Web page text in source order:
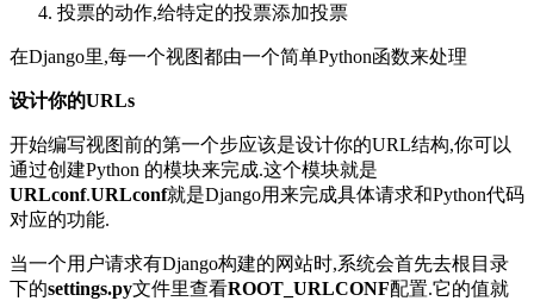
投票的动作,给特定的投票添加投票
在Django里,每一个视图都由一个简单Python函数来处理
设计你的URLs
开始编写视图前的第一个步应该是设计你的URL结构,你可以
通过创建Python 的模块来完成.这个模块就是
URLconf.URLconf就是Django用来完成具体请求和Python代码
对应的功能.
当一个用户请求有Django构建的网站时,系统会首先去根目录
下的settings.py文件里查看ROOT_URLCONF配置.它的值就